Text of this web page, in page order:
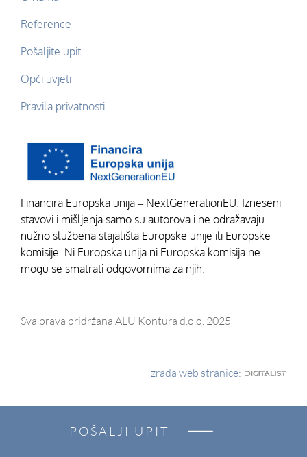
Reference
Pošaljite upit
Opći uvjeti
Pravila privatnosti
Financira Europska unija – NextGenerationEU. Izneseni
stavovi i mišljenja samo su autorova i ne odražavaju
nužno službena stajališta Europske unije ili Europske
komisije. Ni Europska unija ni Europska komisija ne
mogu se smatrati odgovornima za njih.
Sva prava pridržana ALU Kontura d.o.o. 2025
Izrada web stranice:
POŠALJI UPIT